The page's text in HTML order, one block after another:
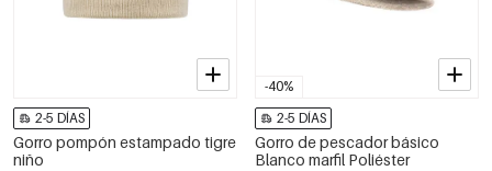
2-5 DÍAS
Gorro pompón estampado tigre
niño
-40%
2-5 DÍAS
Gorro de pescador básico
Blanco marfil Poliéster